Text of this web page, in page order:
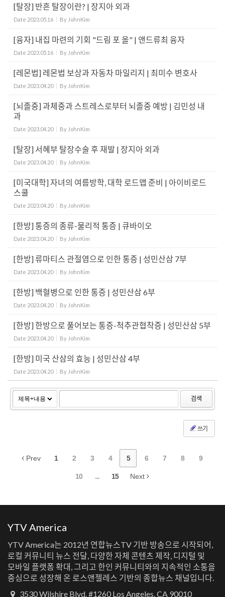
[탈장] 반흔 탈장이란? | 장지아 외과
Date 2023.05.16 By JohnKim
[융자] 내집 마련의 기회 "드림 포 올" | 앤드류최 융자
Date 2023.05.16 By JohnKim
[레몬법] 레몬법 보상과 자동차 마일리지 | 최미수 변호사
Date 2023.04.20 By JohnKim
[뇌졸중] 과체중과 스트레스로부터 뇌졸중 예방 | 김민성 내
과
Date 2023.04.20 By JohnKim
[탈장] 서혜부 탈장수술 후 재발 | 장지아 외과
Date 2023.04.20 By JohnKim
[미국대학] 자녀의 여름방학, 대학 로드맵 준비 | 아이비로드
스쿨
Date 2023.04.20 By JohnKim
[한방] 통증의 종류-물리적 통증 | 큐바이오
Date 2023.04.20 By JohnKim
[한방] 류마티스 관절염으로 인한 통증 | 성민산삼 7부
Date 2023.04.20 By JohnKim
[한방] 백혈병으로 인한 통증 | 성민산삼 6부
Date 2023.04.20 By JohnKim
[한방] 한방으로 풀어보는 통증-척추관협착증 | 성민산삼 5부
Date 2023.04.20 By JohnKim
[한방] 미국 산삼의 효능 | 성민산삼 4부
Date 2023.04.20 By JohnKim
검색
쓰기
Prev 1 2 3 4 5 6 7 8 9
10 ... 15 Next
YTV America
YTV America는 2012년 연합뉴스TV 기반 방송으로 시작되어,
로컬 커뮤니티 뉴스 전달, 다양한 자체 콘텐츠 제작, 디지털 및
모바일 플랫폼 확대, 그리고 한인 커뮤니티와의 지속적인 소통을
중심으로 성장해 온 로스앤젤레스 기반의 종합뉴스 채널입니다.
3530 Wilshire Blvd. #1260 Los Angeles, CA 90010